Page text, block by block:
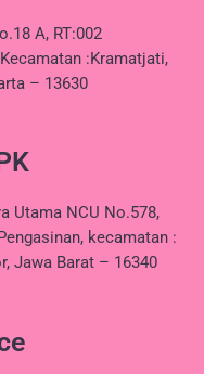
A, RT:002
:Kramatjati,
– 13630
Utama NCU No.578,
kecamatan :
Jawa Barat – 16340